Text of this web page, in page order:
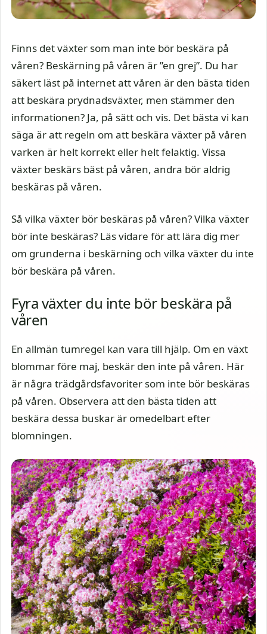
Finns det växter som man inte bör beskära på
våren? Beskärning på våren är ”en grej”. Du har
säkert läst på internet att våren är den bästa tiden
att beskära prydnadsväxter, men stämmer den
informationen? Ja, på sätt och vis. Det bästa vi kan
säga är att regeln om att beskära växter på våren
varken är helt korrekt eller helt felaktig. Vissa
växter beskärs bäst på våren, andra bör aldrig
beskäras på våren.
Så vilka växter bör beskäras på våren? Vilka växter
bör inte beskäras? Läs vidare för att lära dig mer
om grunderna i beskärning och vilka växter du inte
bör beskära på våren.
Fyra växter du inte bör beskära på
våren
En allmän tumregel kan vara till hjälp. Om en växt
blommar före maj, beskär den inte på våren. Här
är några trädgårdsfavoriter som inte bör beskäras
på våren. Observera att den bästa tiden att
beskära dessa buskar är omedelbart efter
blomningen.